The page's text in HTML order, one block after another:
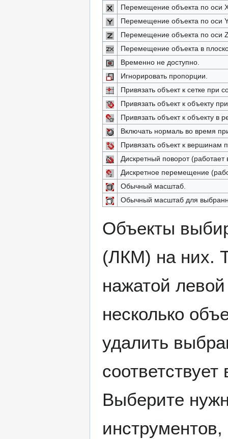
Перемещение объекта по оси
Перемещение объекта по оси
Перемещение объекта по оси
Перемещение объекта в
Временно не доступно.
Игнорировать пропорции.
Привязать объект к сетке при
Привязать объект к объекту
Привязать объект к объекту в
Включать нормаль во время
Привязать объект к вершинам
Дискретный поворот
Дискретное перемещение
Обычный масштаб.
Обычный масштаб для
Объекты
(ЛКМ) на них.
нажатой
несколько
удалить
Выберите